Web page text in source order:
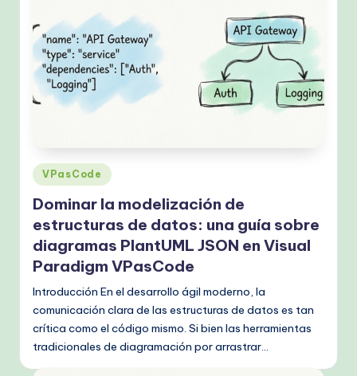
n
A
W
k
fl
o
w
s
&
M
o
Publicado
en
VPasCode
Dominar la modelización de
estructuras de datos: una guía sobre
diagramas PlantUML JSON en Visual
Paradigm VPasCode
Introducción En el desarrollo ágil moderno, la
comunicación clara de las estructuras de datos es tan
crítica como el código mismo. Si bien las herramientas
tradicionales de diagramación por arrastrar…